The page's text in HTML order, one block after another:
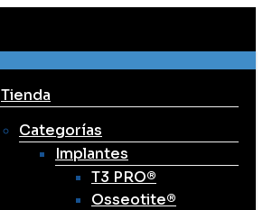
Tienda
Categorías
Implantes
T3 PRO®
Osseotite®